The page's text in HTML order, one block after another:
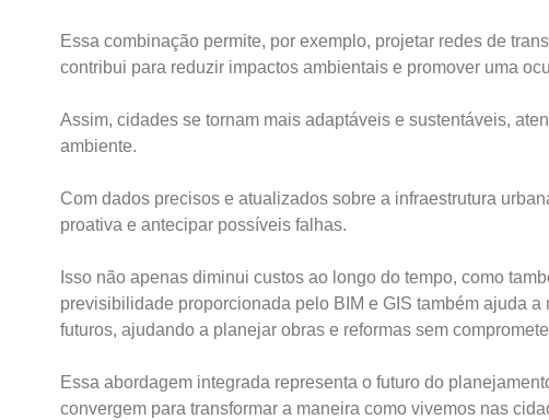
Essa combinação permite, por exemplo, projetar redes de
contribui para reduzir impactos ambientais e promover uma
Assim, cidades se tornam mais adaptáveis e sustentáveis,
ambiente.
Com dados precisos e atualizados sobre a infraestrutura
proativa e antecipar possíveis falhas.
Isso não apenas diminui custos ao longo do tempo, como
previsibilidade proporcionada pelo BIM e GIS também ajuda
futuros, ajudando a planejar obras e reformas sem
Essa abordagem integrada representa o futuro do
convergem para transformar a maneira como vivemos nas